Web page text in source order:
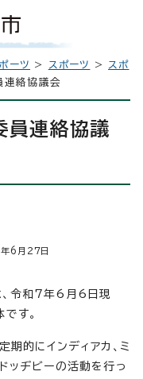
ーツ > スポーツ > スポ
連絡協議会
員連絡協議
6月 27日
、令和7年6月6日現
す。
期的にインディアカ、ミ
ッヂビーの活動を行っ